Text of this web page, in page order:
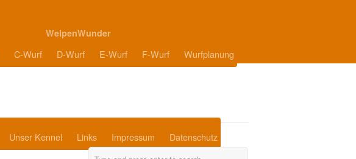
WelpenWunder
C-Wurf D-Wurf E-Wurf F-Wurf Wurfplanung
Unser Kennel Links Impressum Datenschutz